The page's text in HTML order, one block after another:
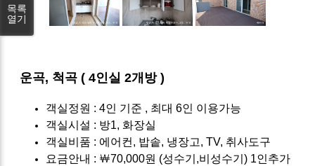
운곡, 척곡 ( 4인실 2개방 )
객실정원 : 4인 기준 , 최대 6인 이용가능
객실시설 : 방1, 화장실
객실비품 : 에어컨, 밥솥, 냉장고, TV, 취사도구
요금안내 : ￦70,000원 (성수기,비성수기) 1인추가
목록
열기